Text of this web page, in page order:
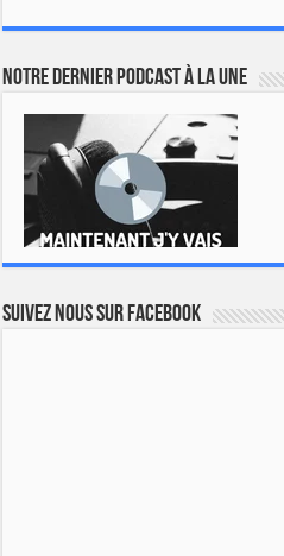
Notre dernier podcast à la une
Suivez nous sur Facebook